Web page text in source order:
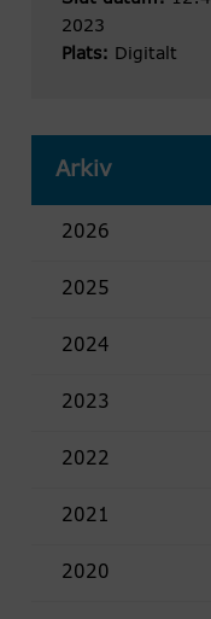
2023
Plats: Digitalt
Arkiv
2026
2025
2024
2023
2022
2021
2020